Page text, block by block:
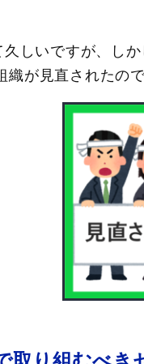
久しいですが、し
織が見直されたの